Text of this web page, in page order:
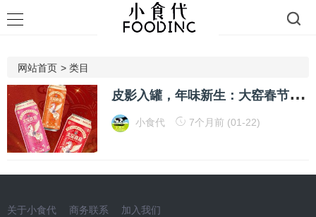
网站首页 > 类目
皮
影入罐，年味新生：大窑春节营销，非遗联名“上大分”
小食代 7个月前 (01-22)
关于小食代 商务联系 加入我们